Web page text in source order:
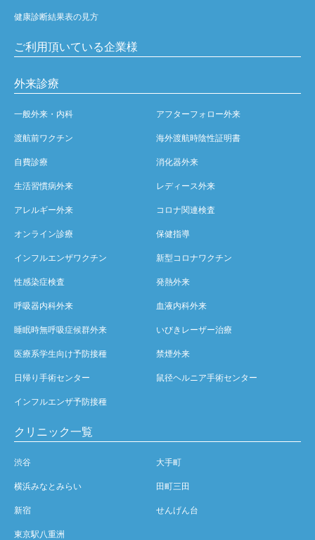
健康診断結果表の見方
ご利用頂いている企業様
外来診療
一般外来・内科 アフターフォロー外来
渡航前ワクチン 海外渡航時陰性証明書
自費診療 消化器外来
生活習慣病外来 レディース外来
アレルギー外来 コロナ関連検査
オンライン診療 保健指導
インフルエンザワクチン 新型コロナワクチン
性感染症検査 発熱外来
呼吸器内科外来 血液内科外来
睡眠時無呼吸症候群外来 いびきレーザー治療
医療系学生向け予防接種 禁煙外来
日帰り手術センター 鼠径ヘルニア手術センター
インフルエンザ予防接種
クリニック一覧
渋谷 大手町
横浜みなとみらい 田町三田
新宿 せんげん台
東京駅八重洲